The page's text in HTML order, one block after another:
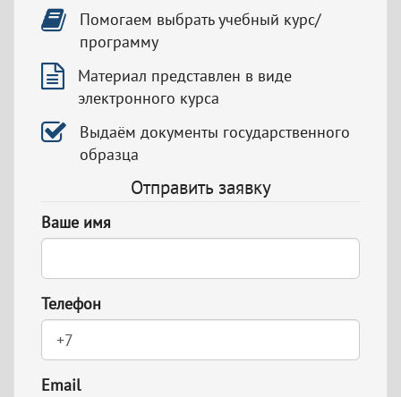
Помогаем выбрать учебный курс/
программу
Материал представлен в виде
электронного курса
Выдаём документы государственного
образца
Отправить заявку
Ваше имя
Телефон
Email